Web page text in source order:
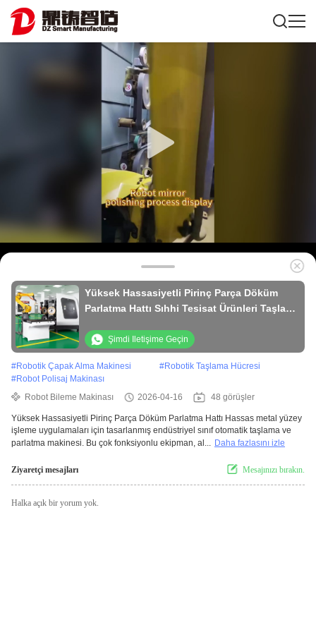
Yüksek Hassasiyetli Pirinç Parça Döküm
Parlatma Hattı Sıhhi Tesisat Ürünleri Taşlama
Şimdi Iletişime Geçin
#Robotik Çapak Alma Makinesi #Robotik Taşlama Hücresi
#Robot Polisaj Makinası
Robot Bileme Makinası
2026-04-16 48 görüşler
Yüksek Hassasiyetli Pirinç Parça Döküm Parlatma Hattı Hassas metal yüzey
işleme uygulamaları için tasarlanmış endüstriyel sınıf otomatik taşlama ve
parlatma makinesi. Bu çok fonksiyonlu ekipman, al... Daha fazlasını izle
Ziyaretçi mesajları Mesajınızı bırakın.
Halka açık bir yorum yok.